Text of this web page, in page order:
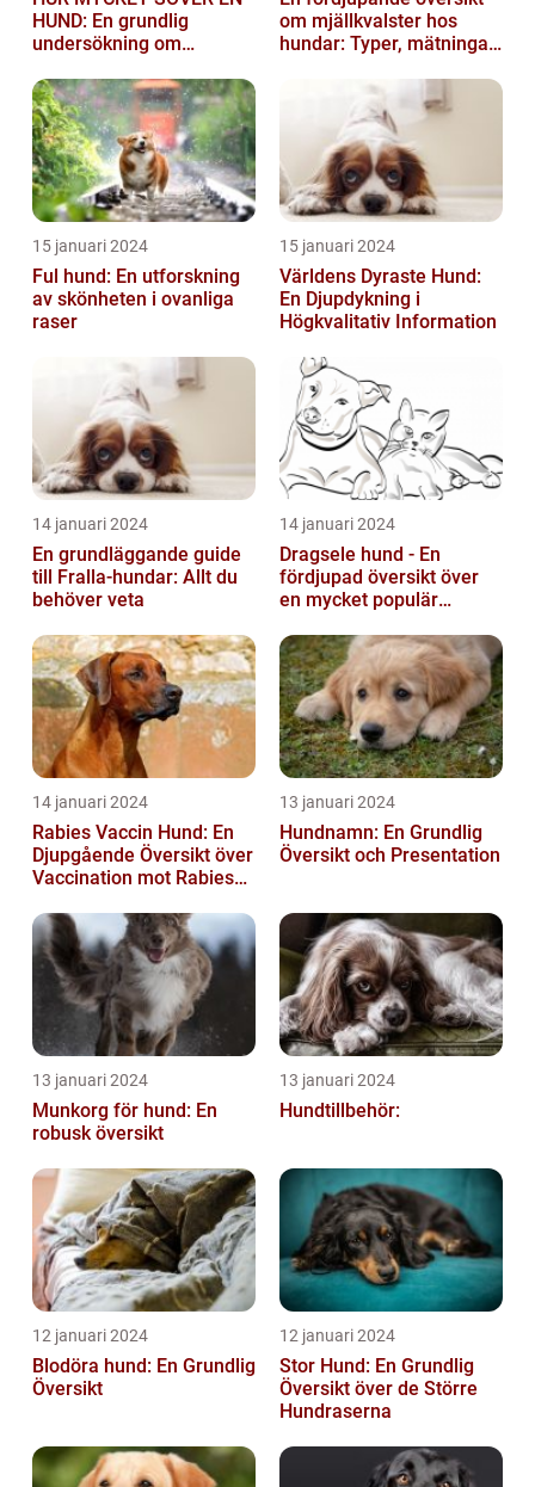
HUND: En grundlig
undersökning om
om mjällkvalster hos
hundar: Typer, mätningar
15 januari 2024
Ful hund: En utforskning
av skönheten i ovanliga
raser
15 januari 2024
Världens Dyraste Hund:
En Djupdykning i
Högkvalitativ Information
14 januari 2024
En grundläggande guide
till Fralla-hundar: Allt du
behöver veta
14 januari 2024
Dragsele hund - En
fördjupad översikt över
en mycket populär
14 januari 2024
Rabies Vaccin Hund: En
Djupgående Översikt över
Vaccination mot Rabies
13 januari 2024
Hundnamn: En Grundlig
Översikt och Presentation
13 januari 2024
Munkorg för hund: En
robusk översikt
13 januari 2024
Hundtillbehör:
12 januari 2024
Blodöra hund: En Grundlig
Översikt
12 januari 2024
Stor Hund: En Grundlig
Översikt över de Större
Hundraserna